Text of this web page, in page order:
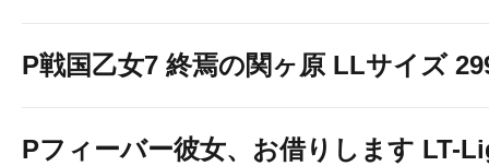
P戦国乙女7 終焉の関ヶ原 LLサイズ
Pフィーバー彼女、お借りします LT-